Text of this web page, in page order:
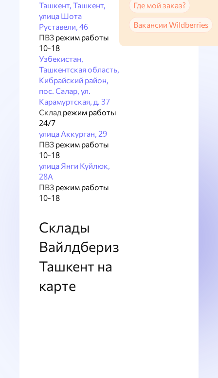
Ташкент, Ташкент,
улица Шота
Руставели, 46
ПВЗ режим работы
10-18
Узбекистан,
Ташкентская область,
Кибрайский район,
пос. Салар, ул.
Карамуртская, д. 37
Склад режим работы
24/7
улица Аккурган, 29
ПВЗ режим работы
10-18
улица Янги Куйлюк,
28А
ПВЗ режим работы
10-18
Склады
Вайлдбериз
Ташкент на
карте
Где мой заказ?
Вакансии Wildberries